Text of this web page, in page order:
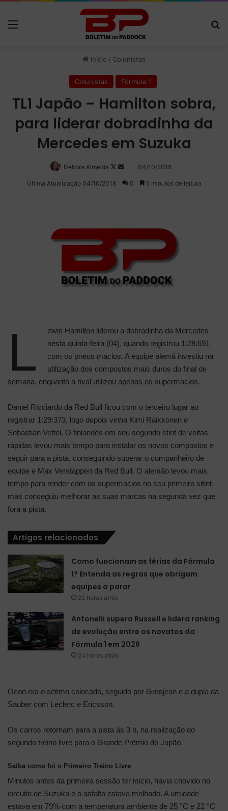
Início / Colunistas
Colunistas Fórmula 1
TL1 Japão – Hamilton sobra,
para liderar dobradinha da
Mercedes em Suzuka
Debora Almeida
Follow
on
Mande
um
04/10/2018
Última Atualização 04/10/2018 0 5 minutos de leitura
L
ewis Hamilton liderou a dobradinha da Mercedes
nesta quinta-feira (04), quando registrou 1:28:691
com os pneus macios. A equipe alemã investiu na
utilização dos compostos mais duros do final de
semana, enquanto a rival utilizou apenas os supermacios.
Daniel Ricciardo da Red Bull ficou com o terceiro lugar ao
registrar 1:29:373, logo depois vinha Kimi Raikkonen e
Sebastian Vettel. O finlandês em seu segundo stint de voltas
rápidas levou mais tempo para instalar os novos compostos e
seguir para a pista, conseguindo superar o companheiro de
equipe e Max Verstappen da Red Bull. O alemão levou mais
tempo para render com os supermacios no seu primeiro sitint,
mas conseguiu melhorar as suas marcas na segunda vez que
fora a pista.
Artigos relacionados
Como funcionam as férias da Fórmula
1? Entenda as regras que obrigam
equipes a parar
22 horas atrás
Antonelli supera Russell e lidera ranking
de evolução entre os novatos da
Fórmula 1 em 2026
24 horas atrás
Ocon era o sétimo colocado, seguido por Grosjean e a dupla da
Sauber com Leclerc e Ericsson.
Os carros retornam para a pista às 3 h, na realização do
segundo treino livre para o Grande Prêmio do Japão.
Saiba como foi o Primeiro Treino Livre
Minutos antes da primeira sessão ter início, havia chovido no
circuito de Suzuka e o asfalto estava molhado. A umidade
estava em 79% com a temperatura ambiente de 25 °C e 22 °C